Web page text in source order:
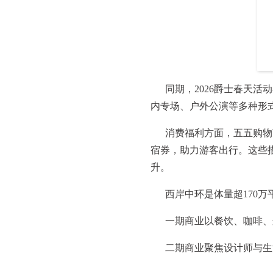
同期，2026爵士春天活
内专场、户外公演等多种形
消费福利方面，五五购
宿券，助力游客出行。这些
升。
西岸中环是体量超170万
一期商业以餐饮、咖啡
二期商业聚焦设计师与